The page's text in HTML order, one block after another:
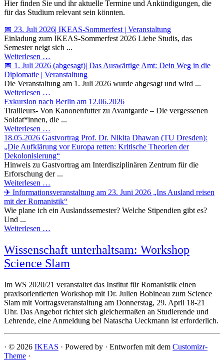
Hier finden Sie und ihr aktuelle Termine und Ankündigungen, die
für das Studium relevant sein könnten.
📅 23. Juli 2026| IKEAS-Sommerfest | Veranstaltung
Einladung zum IKEAS-Sommerfest 2026 Liebe Studis, das
Semester neigt sich ...
Weiterlesen …
📅 1. Juli 2026 (abgesagt)| Das Auswärtige Amt: Dein Weg in die
Diplomatie | Veranstaltung
Die Veranstaltung am 1. Juli 2026 wurde abgesagt und wird ...
Weiterlesen …
Exkursion nach Berlin am 12.06.2026
Tirailleurs- Von Kanonenfutter zu Avantgarde – Die vergessenen
Soldat*innen, die ...
Weiterlesen …
18.05.2026 Gastvortrag Prof. Dr. Nikita Dhawan (TU Dresden):
„Die Aufklärung vor Europa retten: Kritische Theorien der
Dekolonisierung“
Hinweis zu Gastvortrag am Interdisziplinären Zentrum für die
Erforschung der ...
Weiterlesen …
✈ Informationsveranstaltung am 23. Juni 2026 „Ins Ausland reisen
mit der Romanistik“
Wie plane ich ein Auslandssemester? Welche Stipendien gibt es?
Und ...
Weiterlesen …
Wissenschaft unterhaltsam: Workshop
Science Slam
Im WS 2020/21 veranstaltet das Institut für Romanistik einen
praxisorientierten Workshop mit Dr. Julien Bobineau zum Science
Slam mit Vortragsveranstaltung am Donnerstag, 29. April 18-21
Uhr. Das Angebot richtet sich gleichermaßen an Studierende und
Lehrende, eine Anmeldung bei Natascha Ueckmann ist erforderlich.
· © 2026 IKEAS · Powered by · Entworfen mit dem Customizr-
Theme ·